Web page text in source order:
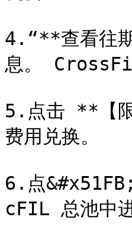
4.“**查看往
息。 CrossFi
5.点击 **【
费用兑换。
6.点
cFIL 总池中